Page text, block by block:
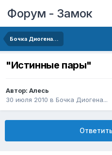
Форум - Замок
Бочка Диогена...
"Истинные пары"
Автор: Алесь
30 июля 2010 в Бочка Диогена...